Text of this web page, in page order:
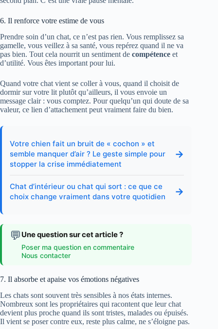
6. Il renforce votre estime de vous
Prendre soin d’un chat, ce n’est pas rien. Vous remplissez sa
gamelle, vous veillez à sa santé, vous repérez quand il ne va
pas bien. Tout cela nourrit un sentiment de compétence et
d’utilité. Vous êtes important pour lui.
Quand votre chat vient se coller à vous, quand il choisit de
dormir sur votre lit plutôt qu’ailleurs, il vous envoie un
message clair : vous comptez. Pour quelqu’un qui doute de sa
valeur, ce lien d’attachement peut vraiment faire du bien.
Votre chien fait un bruit de « cochon » et
semble manquer d’air ? Le geste simple pour
stopper la crise immédiatement
→
Chat d’intérieur ou chat qui sort : ce que ce
choix change vraiment dans votre quotidien
→
💬 Une question sur cet article ?
Poser ma question en commentaire
Nous contacter
7. Il absorbe et apaise vos émotions négatives
Les chats sont souvent très sensibles à nos états internes.
Nombreux sont les propriétaires qui racontent que leur chat
devient plus proche quand ils sont tristes, malades ou épuisés.
Il vient se poser contre eux, reste plus calme, ne s’éloigne pas.